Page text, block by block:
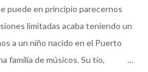
puede en principio parecernos
limitadas acaba teniendo un
a un niño nacido en el Puerto
familia de músicos. Su tío,